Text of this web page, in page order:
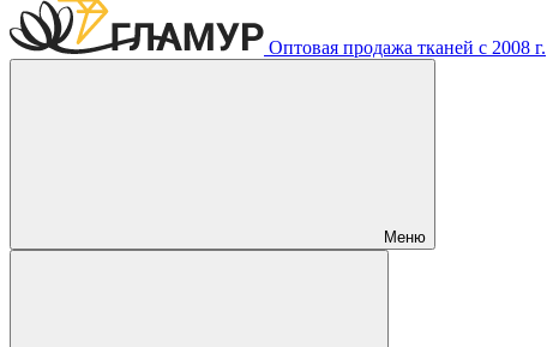
Оптовая продажа тканей с 2008 г.
Меню